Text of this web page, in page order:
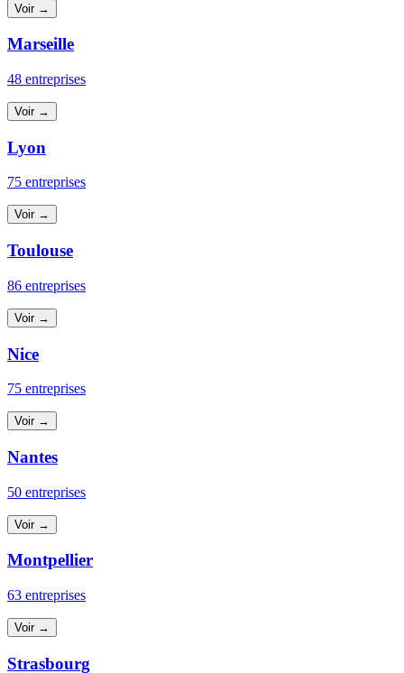
Voir →
Marseille
48 entreprises
Voir →
Lyon
75 entreprises
Voir →
Toulouse
86 entreprises
Voir →
Nice
75 entreprises
Voir →
Nantes
50 entreprises
Voir →
Montpellier
63 entreprises
Voir →
Strasbourg